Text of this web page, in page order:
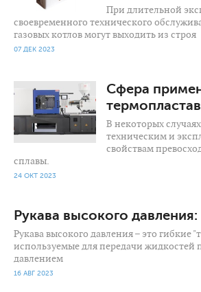
При длительной
своевременного технического
газовых котлов могут выходить из строя
07 ДЕК 2023
Сфера
В некоторых
техническим и
свойствам
сплавы.
24 ОКТ 2023
Рукава высокого
Рукава высокого давления – это гибкие
используемые для передачи жидкостей
давлением
16 АВГ 2023